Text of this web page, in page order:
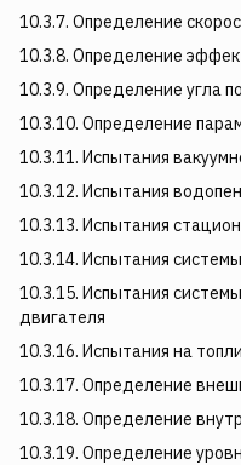
10.3.7. Определение
10.3.8. Определение
10.3.9. Определение угла
10.3.10. Определение
10.3.11. Испытания
10.3.12. Испытания
10.3.13. Испытания
10.3.14. Испытания
10.3.15. Испытания
двигателя
10.3.16. Испытания на
10.3.17. Определение
10.3.18. Определение
10.3.19. Определение